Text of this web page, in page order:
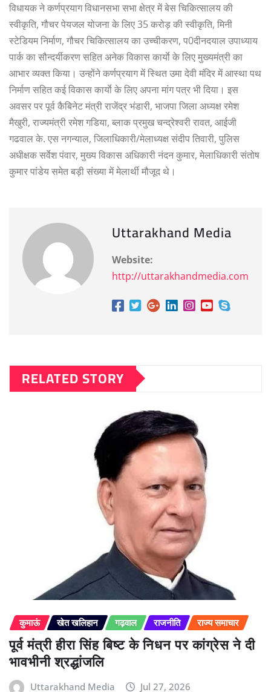
विधायक ने कर्णप्रयाग विधानसभा सभा क्षेत्र में बेस चिकित्सालय की
स्वीकृति, गौचर पेयजल योजना के लिए 35 करोड़ की स्वीकृति, मिनी
स्टेडियम निर्माण, गौचर चिकित्सालय का उच्चीकरण, प0दीनदयाल उपाध्याय
पार्क का सौन्दर्यीकरण सहित अनेक विकास कार्याे के लिए मुख्यमंत्री का
आभार व्यक्त किया। उन्होंने कर्णप्रयाग में स्थित उमा देवी मंदिर में आस्था पथ
निर्माण सहित कई विकास कार्याे के लिए अपना मांग पत्र भी दिया। इस
अवसर पर पूर्व कैबिनेट मंत्री राजेंद्र भंडारी, भाजपा जिला अध्यक्ष रमेश
मैखुरी, राज्यमंत्री रमेश गडिया, ब्लाक प्रमुख चन्द्रेश्वरी रावत, आईजी
गढवाल के. एस नगन्याल, जिलाधिकारी/मेलाध्यक्ष संदीप तिवारी, पुलिस
अधीक्षक सर्वेश पंवार, मुख्य विकास अधिकारी नंदन कुमार, मेलाधिकारी संतोष
कुमार पांडेय समेत बड़ी संख्या में मेलार्थी मौजूद थे।
Uttarakhand Media
Website:
http://uttarakhandmedia.com
RELATED STORY
कुमाऊं खेत खलिहान गढ़वाल राजनीति राज्य समाचार
पूर्व मंत्री हीरा सिंह बिष्ट के निधन पर कांग्रेस ने दी
भावभीनी श्रद्धांजलि
Uttarakhand Media Jul 27, 2026